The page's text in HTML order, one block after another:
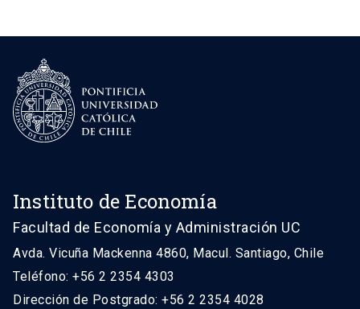
Instituto de Economía
Facultad de Economía y Administración UC
Avda. Vicuña Mackenna 4860, Macul. Santiago, Chile
Teléfono: +56 2 2354 4303
Dirección de Postgrado: +56 2 2354 4028